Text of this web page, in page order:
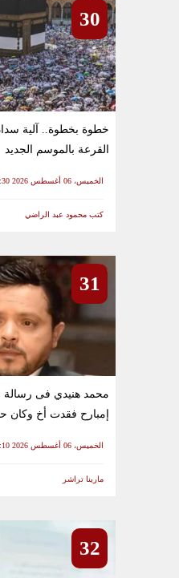
30
خطوة بخطوة.. آلية
القرعة بالموسم الجديد
الخميس، 06 أغسطس 2026 08:30 م
كتب محمود عبد الراضي
31
محمد هنيدي فى رسالة
إمبارح فقدت أخ وكان
الخميس، 06 أغسطس 2026 08:10 م
مارينا تراشر
32